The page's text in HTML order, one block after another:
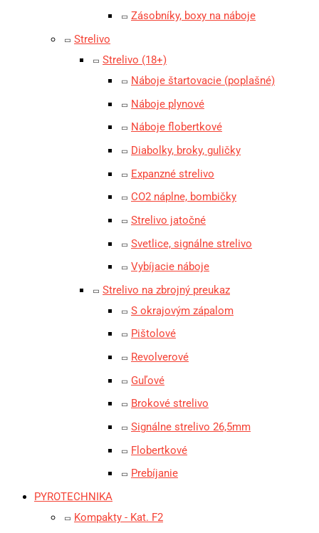
Zásobníky, boxy na náboje
Strelivo
Strelivo (18+)
Náboje štartovacie (poplašné)
Náboje plynové
Náboje flobertkové
Diabolky, broky, guličky
Expanzné strelivo
CO2 náplne, bombičky
Strelivo jatočné
Svetlice, signálne strelivo
Vybíjacie náboje
Strelivo na zbrojný preukaz
S okrajovým zápalom
Pištolové
Revolverové
Guľové
Brokové strelivo
Signálne strelivo 26,5mm
Flobertkové
Prebíjanie
PYROTECHNIKA
Kompakty - Kat. F2